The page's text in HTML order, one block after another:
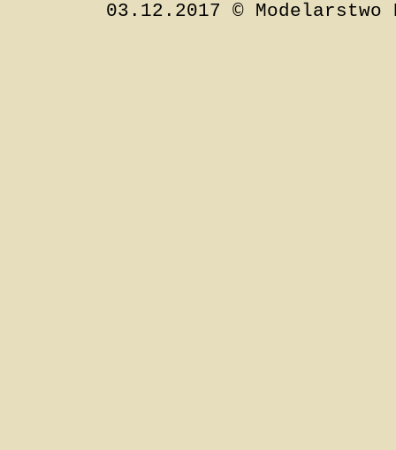
03.12.2017 © Modelarstwo